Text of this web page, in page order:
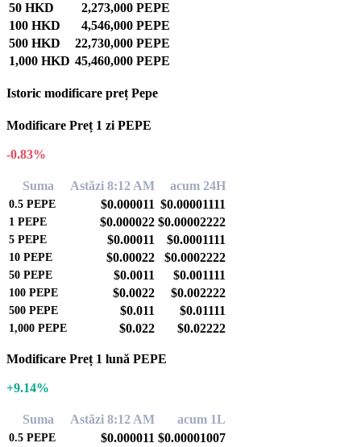
50 HKD
2,273,000 PEPE
100 HKD
4,546,000 PEPE
500 HKD
22,730,000 PEPE
1,000 HKD 45,460,000 PEPE
Istoric modificare preț Pepe
Modificare Preț 1 zi PEPE
-0.83%
Suma Astăzi 8:12 AM acum 24H
0.5 PEPE $0.000011 $0.00001111
1 PEPE $0.000022 $0.00002222
5 PEPE $0.00011 $0.0001111
10 PEPE $0.00022 $0.0002222
50 PEPE $0.0011 $0.001111
100 PEPE $0.0022 $0.002222
500 PEPE $0.011 $0.01111
1,000 PEPE $0.022 $0.02222
Modificare Preț 1 lună PEPE
+9.14%
Suma Astăzi 8:12 AM acum 1L
0.5 PEPE $0.000011 $0.00001007